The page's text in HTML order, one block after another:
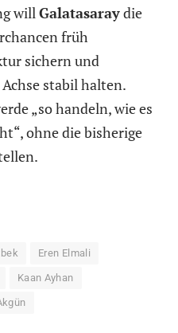
willGalatasaraydie
früh
sichern und
stabil halten.
„so handeln, wie es
ohne die bisherige
Eren Elmali
Kaan Ayhan